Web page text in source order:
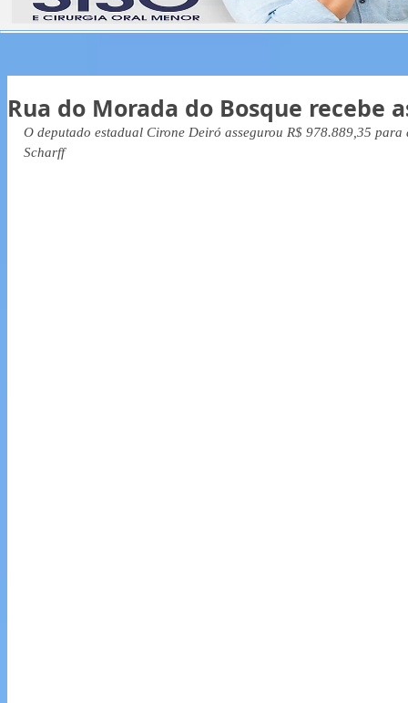
Rua do Morada do Bosque recebe
O deputado estadual Cirone Deiró assegurou R$ 978.889,35
Scharff